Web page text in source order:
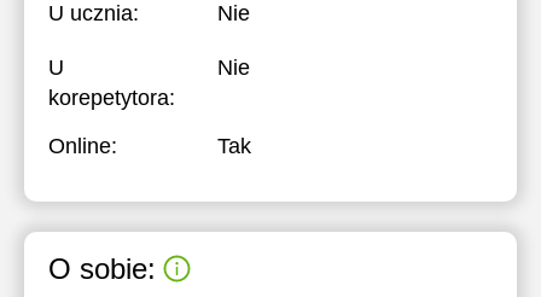
U ucznia: Nie
U
korepetytora:
Nie
Online: Tak
O sobie: